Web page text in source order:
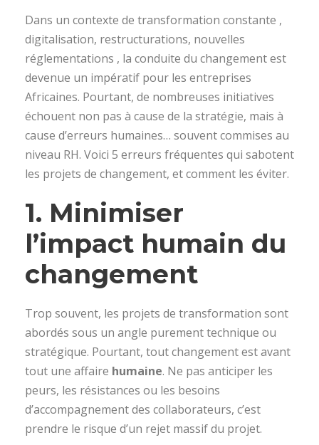
Dans un contexte de transformation constante ,
digitalisation, restructurations, nouvelles
réglementations , la conduite du changement est
devenue un impératif pour les entreprises
Africaines. Pourtant, de nombreuses initiatives
échouent non pas à cause de la stratégie, mais à
cause d’erreurs humaines… souvent commises au
niveau RH. Voici 5 erreurs fréquentes qui sabotent
les projets de changement, et comment les éviter.
1. Minimiser
l’impact humain du
changement
Trop souvent, les projets de transformation sont
abordés sous un angle purement technique ou
stratégique. Pourtant, tout changement est avant
tout une affaire humaine. Ne pas anticiper les
peurs, les résistances ou les besoins
d’accompagnement des collaborateurs, c’est
prendre le risque d’un rejet massif du projet.